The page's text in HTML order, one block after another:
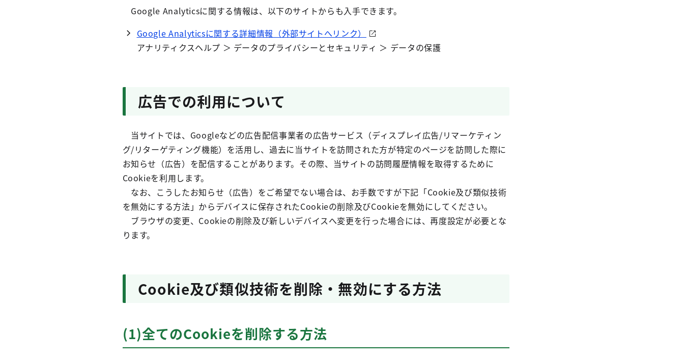
Google Analyticsに関する情報は、以下のサイトからも入手できます。
Google Analyticsに関する詳細情報（外部サイトへリンク）
アナリティクスヘルプ ＞ データのプライバシーとセキュリティ ＞ データの保護
広告での利用について
当サイトでは、Googleなどの広告配信事業者の広告サービス（ディスプレイ広告/リマーケティン
グ/リターゲティング機能）を活用し、過去に当サイトを訪問された方が特定のページを訪問した際に
お知らせ（広告）を配信することがあります。その際、当サイトの訪問履歴情報を取得するために
Cookieを利用します。
なお、こうしたお知らせ（広告）をご希望でない場合は、お手数ですが下記「Cookie及び類似技術
を無効にする方法」からデバイスに保存されたCookieの削除及びCookieを無効にしてください。
ブラウザの変更、Cookieの削除及び新しいデバイスへ変更を行った場合には、再度設定が必要とな
ります。
Cookie及び類似技術を削除・無効にする方法
(1)全てのCookieを削除する方法